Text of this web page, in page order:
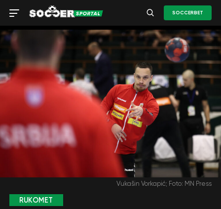
SOCCERBET
Vukašin Vorkapić; Foto: MN Press
RUKOMET